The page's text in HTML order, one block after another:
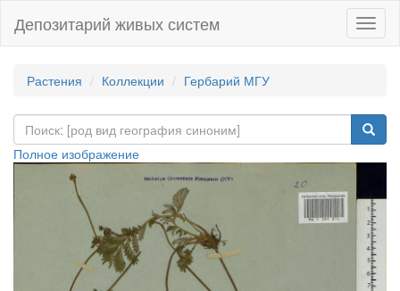
Депозитарий живых систем
Растения Коллекции Гербарий МГУ
Полное изображение